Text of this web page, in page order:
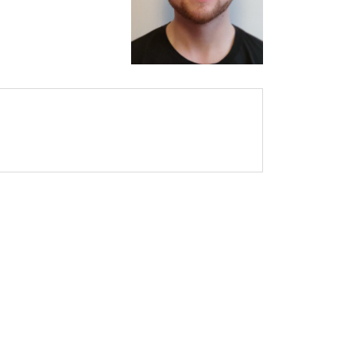
Link, öffnet neues Fenster)
(externer Link, öffnet neues Fenster)